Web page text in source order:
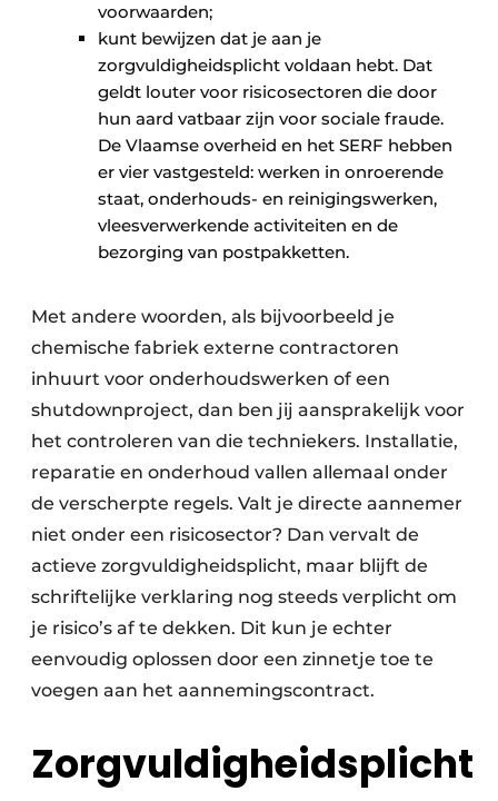
voorwaarden;
kunt bewijzen dat je aan je
zorgvuldigheidsplicht voldaan hebt. Dat
geldt louter voor risicosectoren die door
hun aard vatbaar zijn voor sociale fraude.
De Vlaamse overheid en het SERF hebben
er vier vastgesteld: werken in onroerende
staat, onderhouds- en reinigingswerken,
vleesverwerkende activiteiten en de
bezorging van postpakketten.
Met andere woorden, als bijvoorbeeld je
chemische fabriek externe contractoren
inhuurt voor onderhoudswerken of een
shutdownproject, dan ben jij aansprakelijk voor
het controleren van die techniekers. Installatie,
reparatie en onderhoud vallen allemaal onder
de verscherpte regels. Valt je directe aannemer
niet onder een risicosector? Dan vervalt de
actieve zorgvuldigheidsplicht, maar blijft de
schriftelijke verklaring nog steeds verplicht om
je risico’s af te dekken. Dit kun je echter
eenvoudig oplossen door een zinnetje toe te
voegen aan het aannemingscontract.
Zorgvuldigheidsplicht